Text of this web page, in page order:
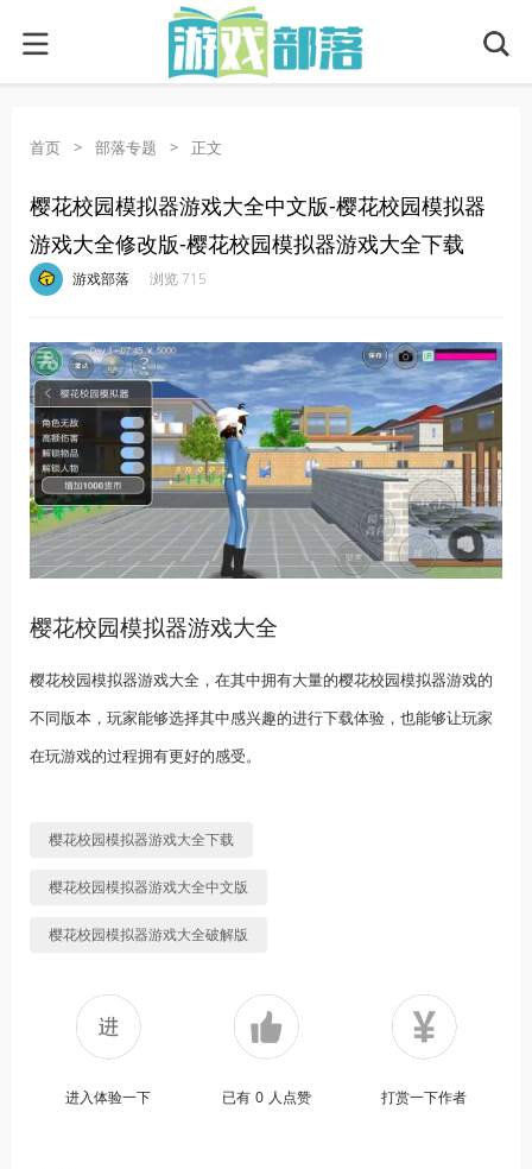
首页 > 部落专题 > 正文
樱花校园模拟器游戏大全中文版-樱花校园模拟器
游戏大全修改版-樱花校园模拟器游戏大全下载
游戏部落 浏览 715
樱花校园模拟器游戏大全
樱花校园模拟器游戏大全，在其中拥有大量的樱花校园模拟器游戏的
不同版本，玩家能够选择其中感兴趣的进行下载体验，也能够让玩家
在玩游戏的过程拥有更好的感受。
樱花校园模拟器游戏大全下载
樱花校园模拟器游戏大全中文版
樱花校园模拟器游戏大全破解版
进入体验一下 已有 0 人点赞 打赏一下作者